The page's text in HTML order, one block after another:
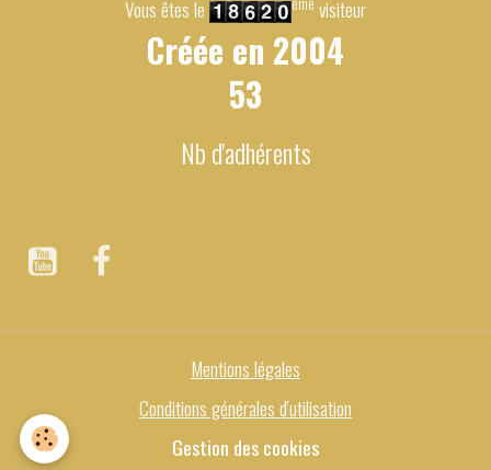
Vous êtes le visiteur
Créée en 2004
53
Nb d'adhérents
Mentions légales
Conditions générales d'utilisation
Gestion des cookies